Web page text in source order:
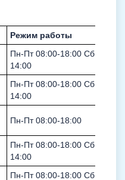
Режим работы
Пн-Пт 08:00-18:00 Сб 08:00-
14:00
Пн-Пт 08:00-18:00 Сб 08:00-
14:00
Пн-Пт 08:00-18:00
Пн-Пт 08:00-18:00 Сб 08:00-
14:00
Пн-Пт 08:00-18:00 Сб 08:00-